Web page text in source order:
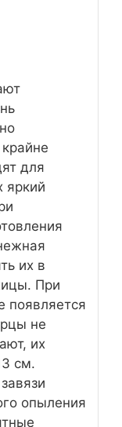
для
яркий
их в
При
появляется
не
их
см.
опыления